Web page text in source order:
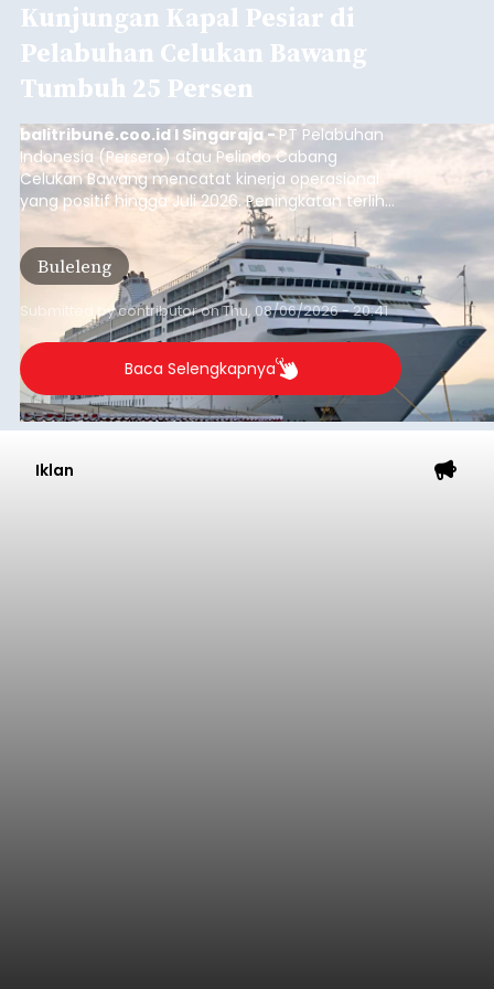
Kunjungan Kapal Pesiar di
Pelabuhan Celukan Bawang
Tumbuh 25 Persen
balitribune.coo.id I Singaraja -PT Pelabuhan
Indonesia (Persero) atau Pelindo Cabang
Celukan Bawang mencatat kinerja operasional
yang positif hingga Juli 2026. Peningkatan terlihat
dari arus kapal yang mencapai 1,48 juta Gross
Tonnage (GT), atau tumbuh 12,4 persen
dibandingkan periode yang sama tahun lalu
yang tercatat sebesar 1,32 juta GT.
Buleleng
Submitted bycontributoronThu, 08/06/2026 - 20:41
Baca Selengkapnya
Iklan